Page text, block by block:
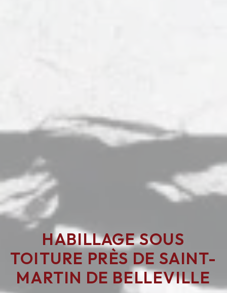
HABILLAGE SOUS
TOITURE PRÈS DE SAINT-
MARTIN DE BELLEVILLE